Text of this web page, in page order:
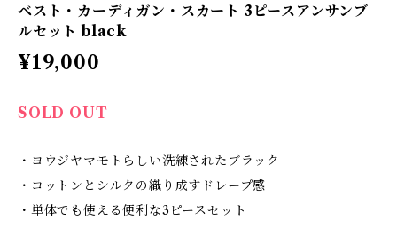
ベスト・カーディガン・スカート 3ピースアンサンブ
ルセット black
¥19,000
SOLD OUT
・ヨウジヤマモトらしい洗練されたブラック
・コットンとシルクの織り成すドレープ感
・単体でも使える便利な3ピースセット